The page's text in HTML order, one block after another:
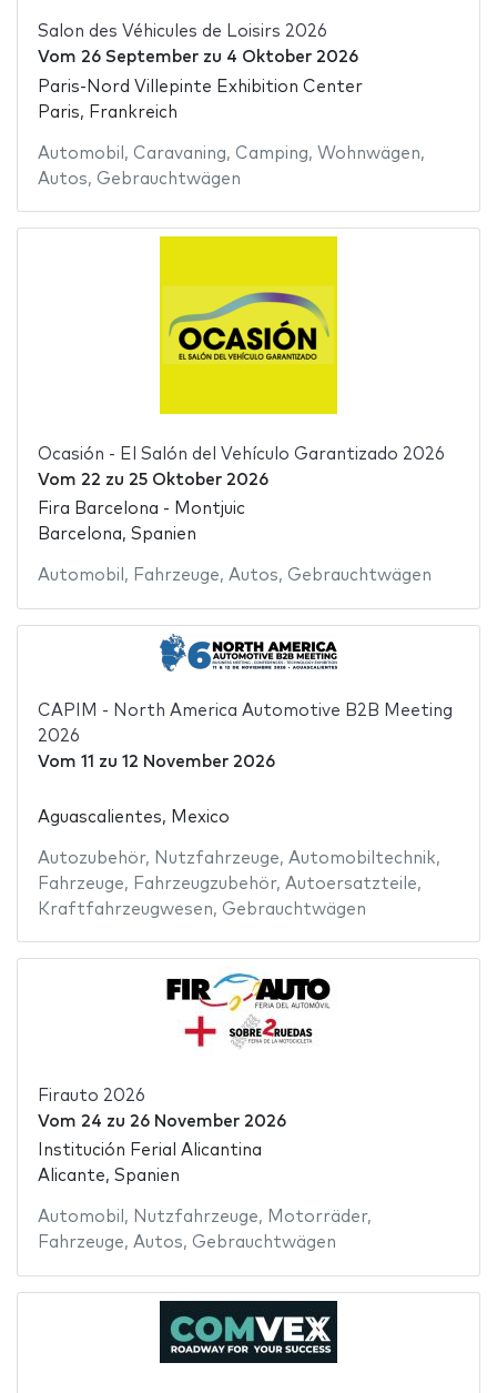
Salon des Véhicules de Loisirs 2026
Vom 26 Septemberzu 4 Oktober 2026
Paris-Nord Villepinte Exhibition Center
Paris, Frankreich
Automobil , Caravaning, Camping, Wohnwägen,
Autos, Gebrauchtwägen
Ocasión - El Salón del Vehículo Garantizado 2026
Vom 22 zu 25 Oktober 2026
Fira Barcelona - Montjuic
Barcelona, Spanien
Automobil , Fahrzeuge, Autos, Gebrauchtwägen
CAPIM - North America Automotive B2B Meeting
2026
Vom 11 zu 12 November 2026
Aguascalientes, Mexico
Autozubehör, Nutzfahrzeuge, Automobiltechnik,
Fahrzeuge, Fahrzeugzubehör, Autoersatzteile,
Kraftfahrzeugwesen, Gebrauchtwägen
Firauto 2026
Vom 24 zu 26 November 2026
Institución Ferial Alicantina
Alicante, Spanien
Automobil , Nutzfahrzeuge, Motorräder,
Fahrzeuge, Autos, Gebrauchtwägen